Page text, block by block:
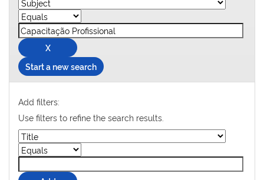
Start a new search
Add filters:
Use filters to refine the search results.